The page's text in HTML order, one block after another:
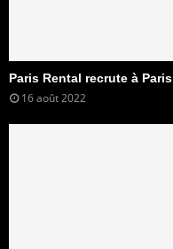
Paris Rental recrute à Paris
16 août 2022